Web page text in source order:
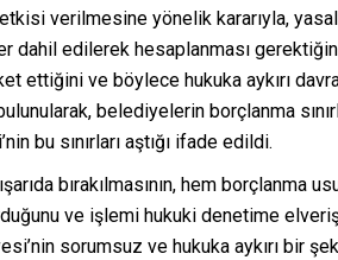
verilmesine yönelik kararıyla, yasal
dahil edilerek hesaplanması
ettiğini ve böylece hukuka aykırı
belediyelerin borçlanma
bu sınırları aştığı ifade edildi.
bırakılmasının, hem borçlanma
ve işlemi hukuki denetime
sorumsuz ve hukuka aykırı bir